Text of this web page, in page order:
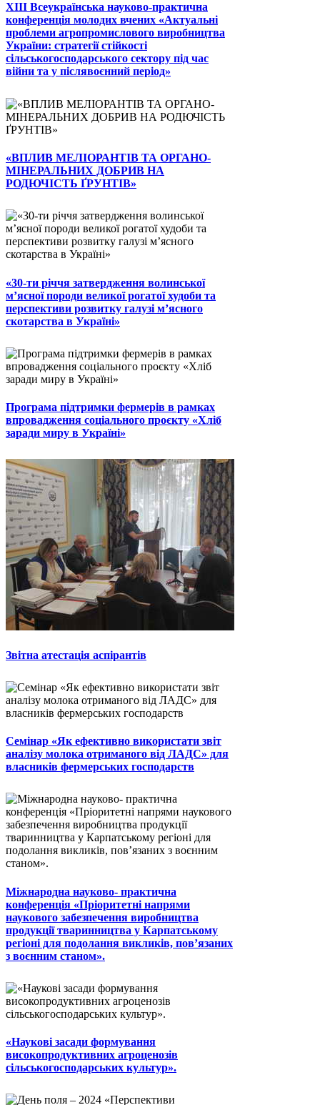
ХІІІ Всеукраїнська науково-практична
конференція молодих вчених «Актуальні
проблеми агропромислового виробництва
України: стратегії стійкості
сільськогосподарського сектору під час
війни та у післявоєнний період»
«ВПЛИВ МЕЛІОРАНТІВ ТА ОРГАНО-
МІНЕРАЛЬНИХ ДОБРИВ НА
РОДЮЧІСТЬ ҐРУНТІВ»
«30-ти річчя затвердження волинської
м’ясної породи великої рогатої худоби та
перспективи розвитку галузі м’ясного
скотарства в Україні»
Програма підтримки фермерів в рамках
впровадження соціального проєкту «Хліб
заради миру в Україні»
Звітна атестація аспірантів
Семінар «Як ефективно використати звіт
аналізу молока отриманого від ЛАДС» для
власників фермерських господарств
Міжнародна науково- практична
конференція «Пріоритетні напрями
наукового забезпечення виробництва
продукції тваринництва у Карпатському
регіоні для подолання викликів, пов’язаних
з воєнним станом».
«Наукові засади формування
високопродуктивних агроценозів
сільськогосподарських культур».